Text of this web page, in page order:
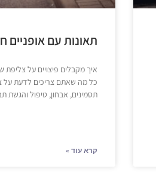
תאונות עם אופניים
איך מקבלים פיצויים על
כל מה שאתם צריכים לדעת על
תסמינים, אבחון, טיפול והגשת
קרא עוד »